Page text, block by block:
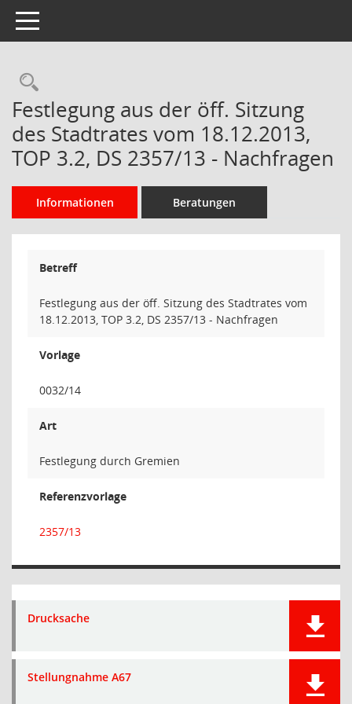
Toggle navigation
Rechercheauswahl
Festlegung aus der öff. Sitzung
des Stadtrates vom 18.12.2013,
TOP 3.2, DS 2357/13 - Nachfragen
Informationen Beratungen
Betreff
Festlegung aus der öff. Sitzung des Stadtrates vom
18.12.2013, TOP 3.2, DS 2357/13 - Nachfragen
Vorlage
0032/14
Art
Festlegung durch Gremien
Referenzvorlage
2357/13
Drucksache
Stellungnahme A67